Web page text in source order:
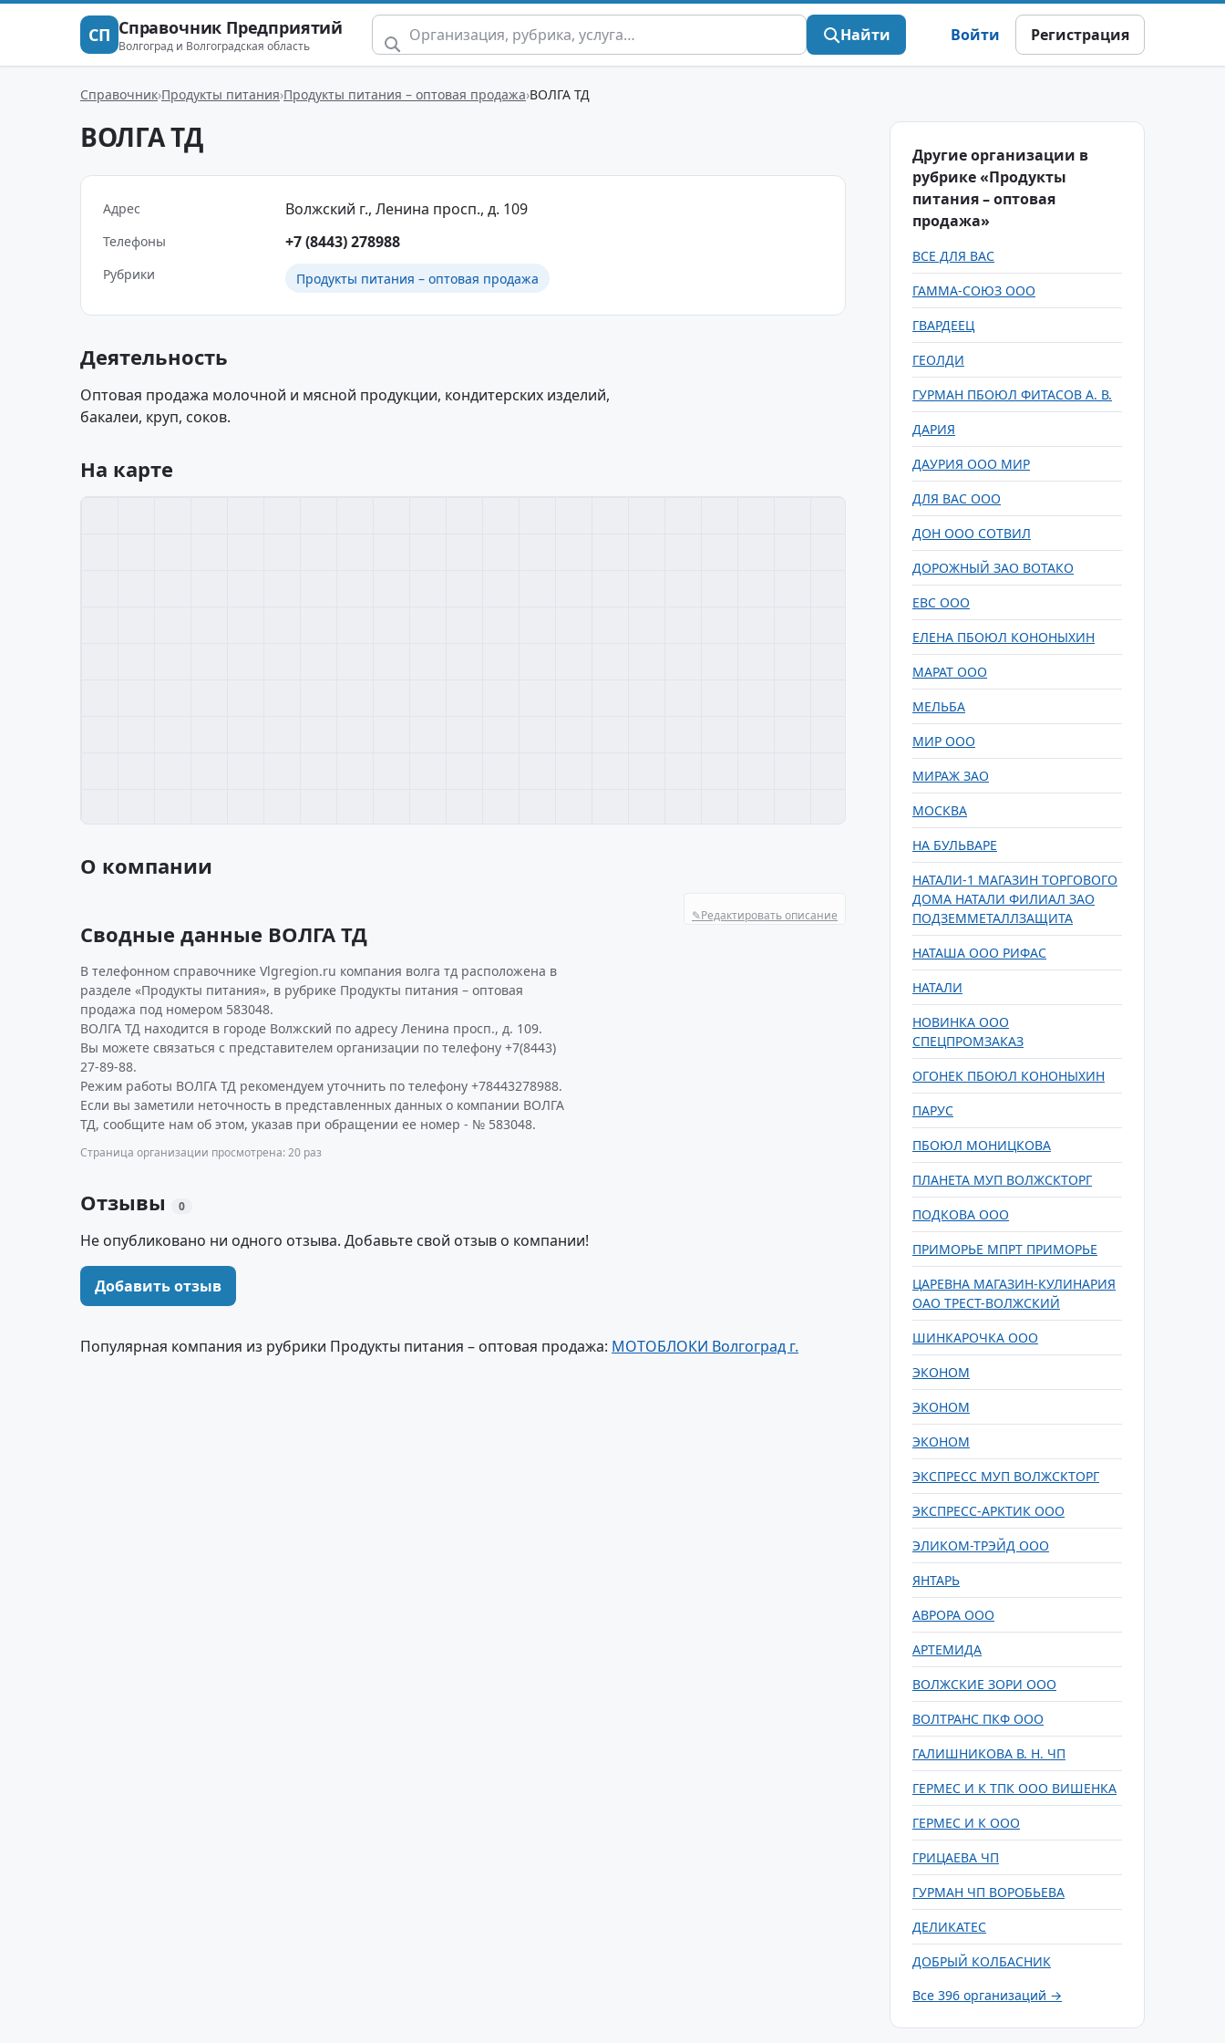
СП Справочник Предприятий
Волгоград и Волгоградская область
Найти Войти Регистрация
Справочник Продукты питания Продукты питания – оптовая продажа ВОЛГА ТД
ВОЛГА ТД
Адрес Волжский г., Ленина просп., д. 109
Телефоны +7 (8443) 278988
Рубрики Продукты питания – оптовая продажа
Деятельность
Оптовая продажа молочной и мясной продукции, кондитерских изделий,
бакалеи, круп, соков.
На карте
О компании
✎Редактировать описание
Сводные данные ВОЛГА ТД
В телефонном справочнике Vlgregion.ru компания волга тд расположена в
разделе «Продукты питания», в рубрике Продукты питания – оптовая
продажа под номером 583048.
ВОЛГА ТД находится в городе Волжский по адресу Ленина просп., д. 109.
Вы можете связаться с представителем организации по телефону +7(8443)
27-89-88.
Режим работы ВОЛГА ТД рекомендуем уточнить по телефону +78443278988.
Если вы заметили неточность в представленных данных о компании ВОЛГА
ТД, сообщите нам об этом, указав при обращении ее номер - № 583048.
Страница организации просмотрена: 20 раз
Отзывы 0
Не опубликовано ни одного отзыва. Добавьте свой отзыв о компании!
Добавить отзыв
Популярная компания из рубрики Продукты питания – оптовая продажа: МОТОБЛОКИ Волгоград г.
Другие организации в
рубрике «Продукты
питания – оптовая
продажа»
ВСЕ ДЛЯ ВАС
ГАММА-СОЮЗ ООО
ГВАРДЕЕЦ
ГЕОЛДИ
ГУРМАН ПБОЮЛ ФИТАСОВ А. В.
ДАРИЯ
ДАУРИЯ ООО МИР
ДЛЯ ВАС ООО
ДОН ООО СОТВИЛ
ДОРОЖНЫЙ ЗАО ВОТАКО
ЕВС ООО
ЕЛЕНА ПБОЮЛ КОНОНЫХИН
МАРАТ ООО
МЕЛЬБА
МИР ООО
МИРАЖ ЗАО
МОСКВА
НА БУЛЬВАРЕ
НАТАЛИ-1 МАГАЗИН ТОРГОВОГО
ДОМА НАТАЛИ ФИЛИАЛ ЗАО
ПОДЗЕММЕТАЛЛЗАЩИТА
НАТАША ООО РИФАС
НАТАЛИ
НОВИНКА ООО
СПЕЦПРОМЗАКАЗ
ОГОНЕК ПБОЮЛ КОНОНЫХИН
ПАРУС
ПБОЮЛ МОНИЦКОВА
ПЛАНЕТА МУП ВОЛЖСКТОРГ
ПОДКОВА ООО
ПРИМОРЬЕ МПРТ ПРИМОРЬЕ
ЦАРЕВНА МАГАЗИН-КУЛИНАРИЯ
ОАО ТРЕСТ-ВОЛЖСКИЙ
ШИНКАРОЧКА ООО
ЭКОНОМ
ЭКОНОМ
ЭКОНОМ
ЭКСПРЕСС МУП ВОЛЖСКТОРГ
ЭКСПРЕСС-АРКТИК ООО
ЭЛИКОМ-ТРЭЙД ООО
ЯНТАРЬ
АВРОРА ООО
АРТЕМИДА
ВОЛЖСКИЕ ЗОРИ ООО
ВОЛТРАНС ПКФ ООО
ГАЛИШНИКОВА В. Н. ЧП
ГЕРМЕС И К ТПК ООО ВИШЕНКА
ГЕРМЕС И К ООО
ГРИЦАЕВА ЧП
ГУРМАН ЧП ВОРОБЬЕВА
ДЕЛИКАТЕС
ДОБРЫЙ КОЛБАСНИК
Все 396 организаций →